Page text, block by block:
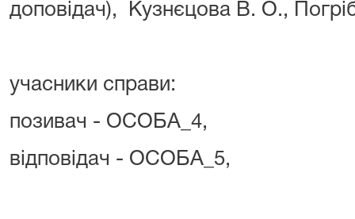
доповідач), Кузнєцова В. О.,
учасники справи:
позивач - ОСОБА_4,
відповідач - ОСОБА_5,